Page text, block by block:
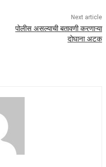
Next article
पोलीस असल्याची बतावणी करणाऱ्या
दोघाना अटक